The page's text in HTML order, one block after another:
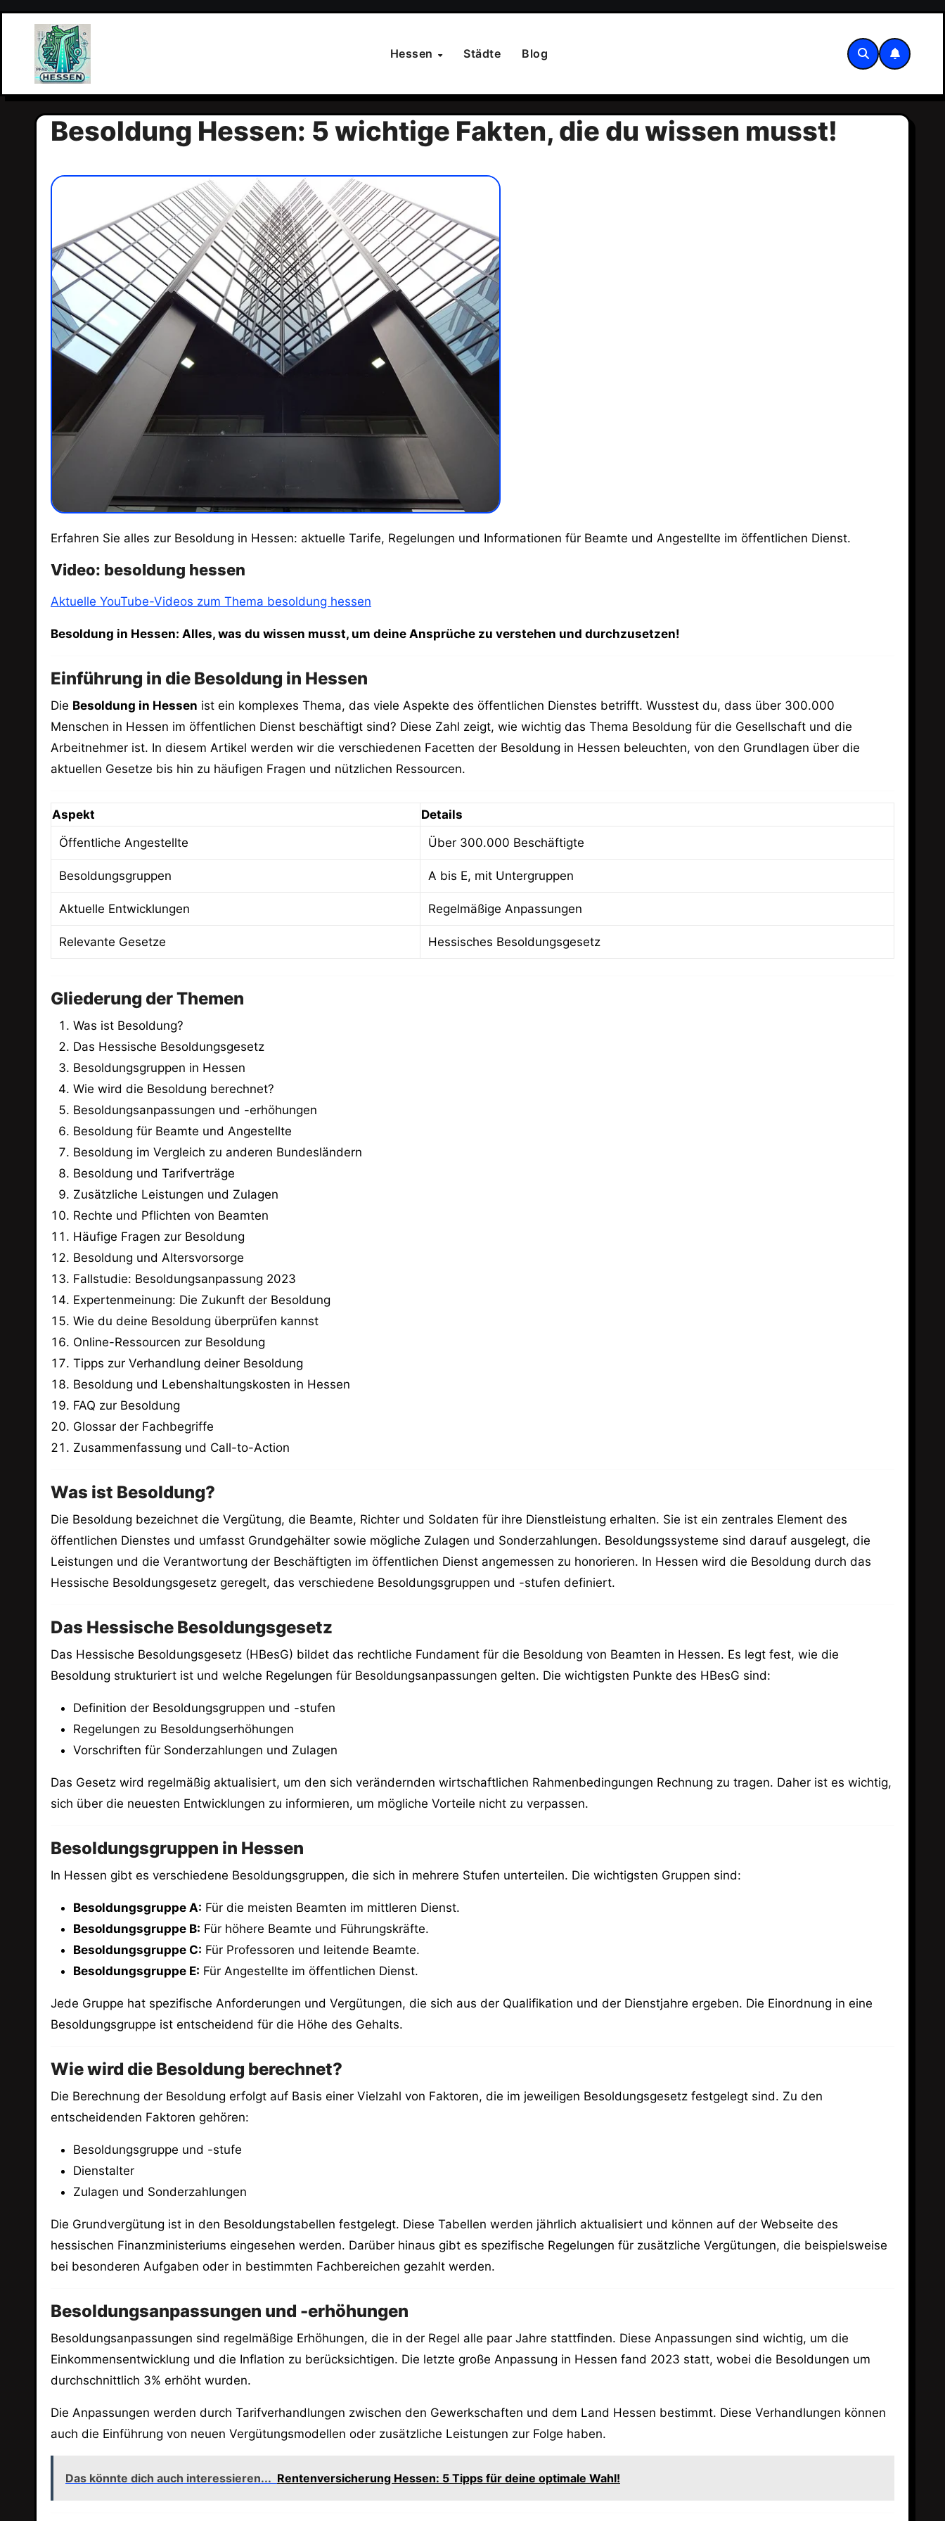
springen
Hessen Städte Blog
Besoldung Hessen: 5 wichtige Fakten, die du wissen musst!
Erfahren Sie alles zur Besoldung in Hessen: aktuelle Tarife, Regelungen und Informationen für Beamte und Angestellte im öffentlichen Dienst.
Video: besoldung hessen
Aktuelle YouTube-Videos zum Thema besoldung hessen
Besoldung in Hessen: Alles, was du wissen musst, um deine Ansprüche zu verstehen und durchzusetzen!
Einführung in die Besoldung in Hessen
Die Besoldung in Hessen ist ein komplexes Thema, das viele Aspekte des öffentlichen Dienstes betrifft. Wusstest du, dass über 300.000
Menschen in Hessen im öffentlichen Dienst beschäftigt sind? Diese Zahl zeigt, wie wichtig das Thema Besoldung für die Gesellschaft und die
Arbeitnehmer ist. In diesem Artikel werden wir die verschiedenen Facetten der Besoldung in Hessen beleuchten, von den Grundlagen über die
aktuellen Gesetze bis hin zu häufigen Fragen und nützlichen Ressourcen.
Aspekt
Details
Öffentliche Angestellte
Über 300.000 Beschäftigte
Besoldungsgruppen A bis E, mit Untergruppen
Aktuelle Entwicklungen Regelmäßige Anpassungen
Relevante Gesetze Hessisches Besoldungsgesetz
Gliederung der Themen
Was ist Besoldung?
Das Hessische Besoldungsgesetz
Besoldungsgruppen in Hessen
Wie wird die Besoldung berechnet?
Besoldungsanpassungen und -erhöhungen
Besoldung für Beamte und Angestellte
Besoldung im Vergleich zu anderen Bundesländern
Besoldung und Tarifverträge
Zusätzliche Leistungen und Zulagen
Rechte und Pflichten von Beamten
Häufige Fragen zur Besoldung
Besoldung und Altersvorsorge
Fallstudie: Besoldungsanpassung 2023
Expertenmeinung: Die Zukunft der Besoldung
Wie du deine Besoldung überprüfen kannst
Online-Ressourcen zur Besoldung
Tipps zur Verhandlung deiner Besoldung
Besoldung und Lebenshaltungskosten in Hessen
FAQ zur Besoldung
Glossar der Fachbegriffe
Zusammenfassung und Call-to-Action
Was ist Besoldung?
Die Besoldung bezeichnet die Vergütung, die Beamte, Richter und Soldaten für ihre Dienstleistung erhalten. Sie ist ein zentrales Element des
öffentlichen Dienstes und umfasst Grundgehälter sowie mögliche Zulagen und Sonderzahlungen. Besoldungssysteme sind darauf ausgelegt, die
Leistungen und die Verantwortung der Beschäftigten im öffentlichen Dienst angemessen zu honorieren. In Hessen wird die Besoldung durch das
Hessische Besoldungsgesetz geregelt, das verschiedene Besoldungsgruppen und -stufen definiert.
Das Hessische Besoldungsgesetz
Das Hessische Besoldungsgesetz (HBesG) bildet das rechtliche Fundament für die Besoldung von Beamten in Hessen. Es legt fest, wie die
Besoldung strukturiert ist und welche Regelungen für Besoldungsanpassungen gelten. Die wichtigsten Punkte des HBesG sind:
Definition der Besoldungsgruppen und -stufen
Regelungen zu Besoldungserhöhungen
Vorschriften für Sonderzahlungen und Zulagen
Das Gesetz wird regelmäßig aktualisiert, um den sich verändernden wirtschaftlichen Rahmenbedingungen Rechnung zu tragen. Daher ist es wichtig,
sich über die neuesten Entwicklungen zu informieren, um mögliche Vorteile nicht zu verpassen.
Besoldungsgruppen in Hessen
In Hessen gibt es verschiedene Besoldungsgruppen, die sich in mehrere Stufen unterteilen. Die wichtigsten Gruppen sind:
Besoldungsgruppe A: Für die meisten Beamten im mittleren Dienst.
Besoldungsgruppe B: Für höhere Beamte und Führungskräfte.
Besoldungsgruppe C: Für Professoren und leitende Beamte.
Besoldungsgruppe E: Für Angestellte im öffentlichen Dienst.
Jede Gruppe hat spezifische Anforderungen und Vergütungen, die sich aus der Qualifikation und der Dienstjahre ergeben. Die Einordnung in eine
Besoldungsgruppe ist entscheidend für die Höhe des Gehalts.
Wie wird die Besoldung berechnet?
Die Berechnung der Besoldung erfolgt auf Basis einer Vielzahl von Faktoren, die im jeweiligen Besoldungsgesetz festgelegt sind. Zu den
entscheidenden Faktoren gehören:
Besoldungsgruppe und -stufe
Dienstalter
Zulagen und Sonderzahlungen
Die Grundvergütung ist in den Besoldungstabellen festgelegt. Diese Tabellen werden jährlich aktualisiert und können auf der Webseite des
hessischen Finanzministeriums eingesehen werden. Darüber hinaus gibt es spezifische Regelungen für zusätzliche Vergütungen, die beispielsweise
bei besonderen Aufgaben oder in bestimmten Fachbereichen gezahlt werden.
Besoldungsanpassungen und -erhöhungen
Besoldungsanpassungen sind regelmäßige Erhöhungen, die in der Regel alle paar Jahre stattfinden. Diese Anpassungen sind wichtig, um die
Einkommensentwicklung und die Inflation zu berücksichtigen. Die letzte große Anpassung in Hessen fand 2023 statt, wobei die Besoldungen um
durchschnittlich 3% erhöht wurden.
Die Anpassungen werden durch Tarifverhandlungen zwischen den Gewerkschaften und dem Land Hessen bestimmt. Diese Verhandlungen können
auch die Einführung von neuen Vergütungsmodellen oder zusätzliche Leistungen zur Folge haben.
Das könnte dich auch interessieren... Rentenversicherung Hessen: 5 Tipps für deine optimale Wahl!